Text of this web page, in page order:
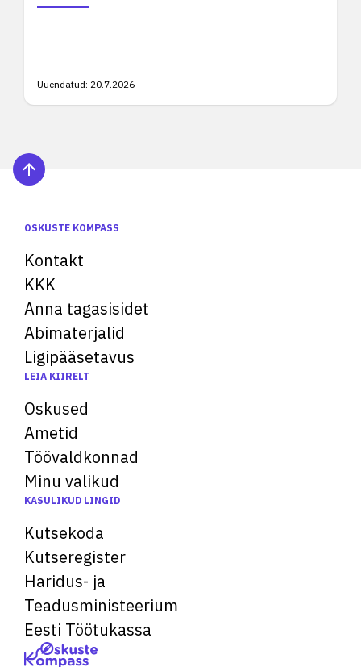
Uuendatud: 20.7.2026
OSKUSTE KOMPASS
Kontakt
KKK
Anna tagasisidet
Abimaterjalid
Ligipääsetavus
LEIA KIIRELT
Oskused
Ametid
Töövaldkonnad
Minu valikud
KASULIKUD LINGID
Kutsekoda
Kutseregister
Haridus- ja
Teadusministeerium
Eesti Töötukassa